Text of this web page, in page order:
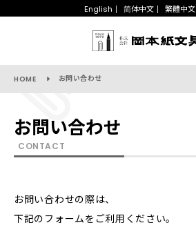
English 简体中文 繁體中文
HOME お問い合わせ
お問い合わせ
CONTACT
お問い合わせの際は、
下記のフォームをご利用ください。